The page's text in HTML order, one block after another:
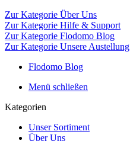
Zur Kategorie Über Uns
Zur Kategorie Hilfe & Support
Zur Kategorie Flodomo Blog
Zur Kategorie Unsere Austellung
Flodomo Blog
Menü schließen
Kategorien
Unser Sortiment
Über Uns